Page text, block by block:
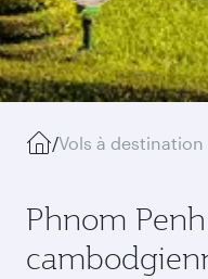
/Vols à destination
Phnom